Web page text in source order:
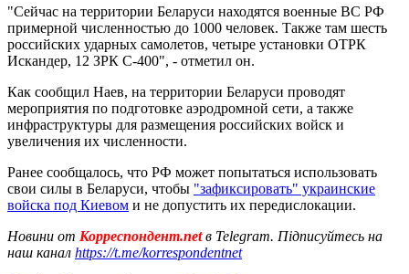
"Сейчас на территории Беларуси находятся военные ВС РФ
примерной численностью до 1000 человек. Также там шесть
российских ударных самолетов, четыре установки ОТРК
Искандер, 12 ЗРК С-400", - отметил он.
Как сообщил Наев, на территории Беларуси проводят
мероприятия по подготовке аэродромной сети, а также
инфраструктуры для размещения российских войск и
увеличения их численности.
Ранее сообщалось, что РФ может попытаться использовать
свои силы в Беларуси, чтобы "зафиксировать" украинские
войска под Киевом и не допустить их передислокации.
Новини от Корреспондент.netв Telegram. Підписуйтесь на
наш канал https://t.me/korrespondentnet